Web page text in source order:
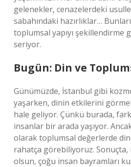
gelenekler, cenazelerdeki
sabahındaki hazırlıklar…
toplumsal yapıyı şekillendirme
seriyor.
Bugün: Din ve
Günümüzde, İstanbul gibi
yaşarken, dinin etkilerini
hale geliyor. Çünkü burada,
insanlar bir arada yaşıyor.
olarak toplumsal değerlerde
rahatça görebiliyoruz. Sonuçta,
olsun, çoğu insan bayramları